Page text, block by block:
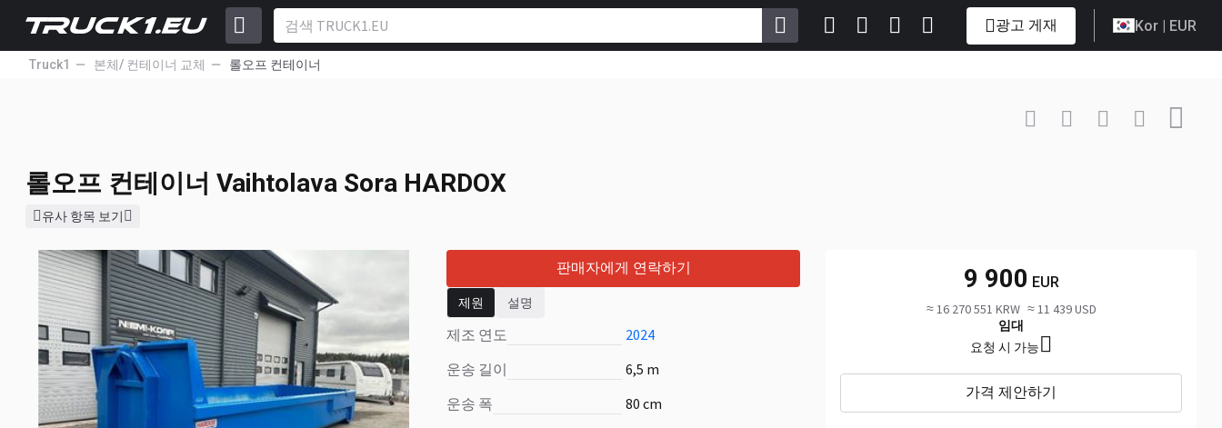
광고 게재 Kor | EUR
Truck1 본체/ 컨테이너 교체 롤오프 컨테이너
+358 40 ... 표시
롤오프 컨테이너 Vaihtolava Sora HARDOX
유사 항목 보기
판매자에게 연락하기
제원 설명
제조 연도
2024
운송 길이
6,5 m
운송 폭
80 cm
9 900 EUR
≈ 16 270 551 KRW ≈ 11 439 USD
임대
요청 시 가능
가격 제안하기